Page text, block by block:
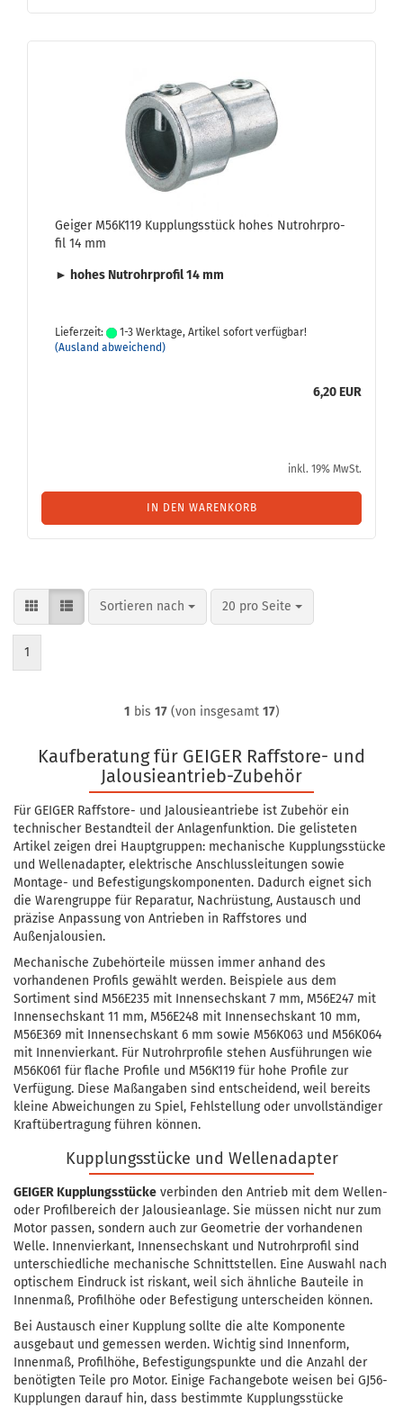
Gei­ger M56K119 Kupp­lungs­stück hohes Nut­rohr­pro­
fil 14 mm
► hohes Nut­rohr­pro­fil 14 mm
Lieferzeit:
1-3 Werktage, Artikel sofort verfügbar!
(Ausland abweichend)
6,20 EUR
inkl. 19% MwSt.
IN DEN WARENKORB
Sortieren nach
Sortieren nach 20 pro Seite
pro Seite
1
1 bis 17(von insgesamt 17)
Kaufberatung für GEIGER Raffstore- und
Jalousieantrieb-Zubehör
Für GEIGER Raffstore- und Jalousieantriebe ist Zubehör ein
technischer Bestandteil der Anlagenfunktion. Die gelisteten
Artikel zeigen drei Hauptgruppen: mechanische Kupplungsstücke
und Wellenadapter, elektrische Anschlussleitungen sowie
Montage- und Befestigungskomponenten. Dadurch eignet sich
die Warengruppe für Reparatur, Nachrüstung, Austausch und
präzise Anpassung von Antrieben in Raffstores und
Außenjalousien.
Mechanische Zubehörteile müssen immer anhand des
vorhandenen Profils gewählt werden. Beispiele aus dem
Sortiment sind M56E235 mit Innensechskant 7 mm, M56E247 mit
Innensechskant 11 mm, M56E248 mit Innensechskant 10 mm,
M56E369 mit Innensechskant 6 mm sowie M56K063 und M56K064
mit Innenvierkant. Für Nutrohrprofile stehen Ausführungen wie
M56K061 für flache Profile und M56K119 für hohe Profile zur
Verfügung. Diese Maßangaben sind entscheidend, weil bereits
kleine Abweichungen zu Spiel, Fehlstellung oder unvollständiger
Kraftübertragung führen können.
Kupplungsstücke und Wellenadapter
GEIGER Kupplungsstücke verbinden den Antrieb mit dem Wellen-
oder Profilbereich der Jalousieanlage. Sie müssen nicht nur zum
Motor passen, sondern auch zur Geometrie der vorhandenen
Welle. Innenvierkant, Innensechskant und Nutrohrprofil sind
unterschiedliche mechanische Schnittstellen. Eine Auswahl nach
optischem Eindruck ist riskant, weil sich ähnliche Bauteile in
Innenmaß, Profilhöhe oder Befestigung unterscheiden können.
Bei Austausch einer Kupplung sollte die alte Komponente
ausgebaut und gemessen werden. Wichtig sind Innenform,
Innenmaß, Profilhöhe, Befestigungspunkte und die Anzahl der
benötigten Teile pro Motor. Einige Fachangebote weisen bei GJ56-
Kupplungen darauf hin, dass bestimmte Kupplungsstücke